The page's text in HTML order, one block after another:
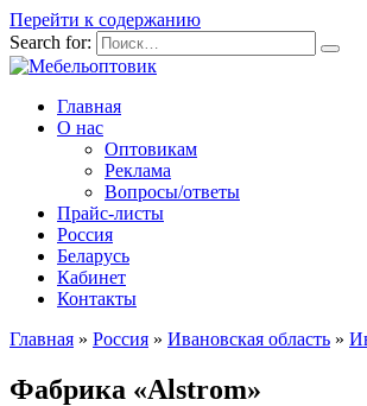
Перейти к содержанию
Search for:
Главная
О нас
Оптовикам
Реклама
Вопросы/ответы
Прайс-листы
Россия
Беларусь
Кабинет
Контакты
Главная » Россия » Ивановская область »
Фабрика «Alstrom»